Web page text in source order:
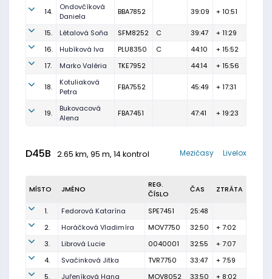
14.
Ondovčíková
Daniela
BBA7852 39:09 + 10:51
15. Létalová Soňa SFM8252 C 39:47
+ 11:29
16.
Hubíková Iva PLU8350 C 44:10
+ 15:52
17.
Marko Valéria TKE7952 44:14 + 15:56
18.
Kotuliaková
Petra
FBA7552 45:49 + 17:31
19.
Bukovacová
Alena
FBA7451 47:41 + 19:23
D45B 2.65 km, 95 m, 14 kontrol Livelox
Mezičasy
MÍSTO JMÉNO
REG.
ČÍSLO
ČAS ZTRÁTA
1. Fedorová Katarína SPE7451
25:48
2.
Horáčková Vladimíra MOV7750 32:50
+ 7:02
3.
Librová Lucie 0040001 32:55
+ 7:07
4.
Svačinková Jitka TVR7750 33:47
+ 7:59
5.
Juřeníková Hana MOV8052 33:50
+ 8:02